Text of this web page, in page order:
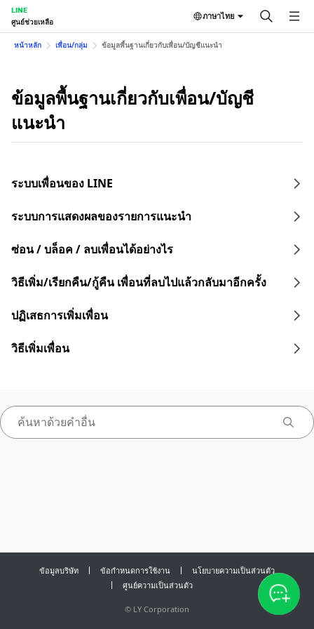
LINE
ศูนย์ช่วยเหลือ
ภาษาไทย
หน้าหลัก เพื่อน/กลุ่ม ข้อมูลพื้นฐานเกี่ยวกับเพื่อน/บัญชีแนะนำ
ข้อมูลพื้นฐานเกี่ยวกับเพื่อน/บัญชี
แนะนำ
ระบบเพื่อนของ LINE
ระบบการแสดงผลของรายการแนะนำ
ซ่อน / บล็อค / ลบเพื่อนได้อย่างไร
วิธีเพิ่ม/เรียกคืน/กู้คืน เพื่อนที่ลบไปแล้วกลับมาอีกครั้ง
ปฏิเสธการเพิ่มเพื่อน
วิธีเพิ่มเพื่อน
ข้อมูลบริษัท ข้อกำหนดการใช้งาน
นโยบายความเป็นส่วนตัว
ศูนย์ความเป็นส่วนตัว
© LY Corporation